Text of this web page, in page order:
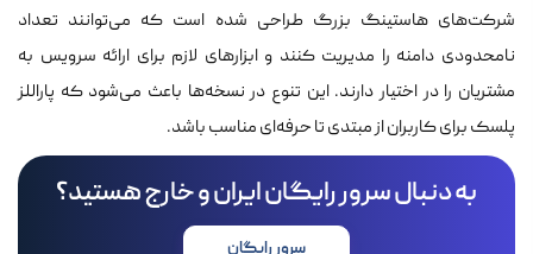
شرکت‌های هاستینگ بزرگ طراحی شده است که می‌توانند تعداد
نامحدودی دامنه را مدیریت کنند و ابزارهای لازم برای ارائه سرویس به
مشتریان را در اختیار دارند. این تنوع در نسخه‌ها باعث می‌شود که پاراللز
پلسک برای کاربران از مبتدی تا حرفه‌ای مناسب باشد.
به دنبال سرور رایگان ایران و خارج هستید؟
سرور رایگان